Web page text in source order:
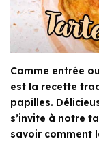
Comme entrée
est la recette
papilles.
s’invite à notre
savoir comment